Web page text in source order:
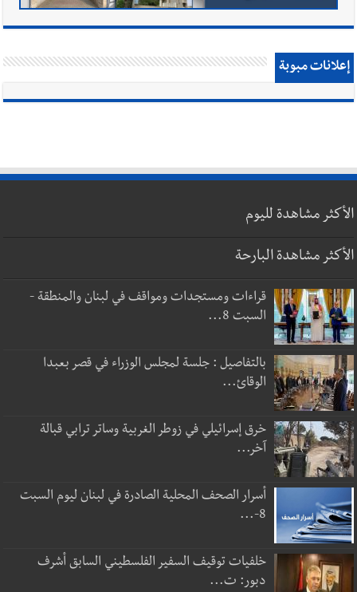
إعلانات مبوبة
الأكثر مشاهدة لليوم
الأكثر مشاهدة البارحة
قراءات ومستجدات ومواقف في لبنان والمنطقة -
السبت 8...
بالتفاصيل : جلسة لمجلس الوزراء في قصر بعبدا
الوقائ...
خرق إسرائيلي في زوطر الغربية وساتر ترابي قبالة
آخر...
أسرار الصحف المحلية الصادرة في لبنان ليوم السبت
8-...
خلفيات توقيف السفير الفلسطيني السابق أشرف
دبور: ت...